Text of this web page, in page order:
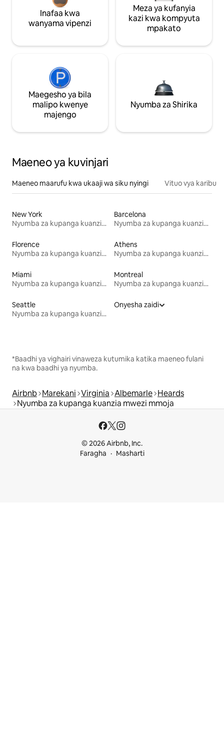
Inafaa kwa
wanyama vipenzi
Meza ya kufanyia
kazi kwa kompyuta
mpakato
Maegesho ya bila
malipo kwenye
majengo
Nyumba za Shirika
Maeneo ya kuvinjari
Maeneo maarufu kwa ukaaji wa siku nyingi Vituo vya karibu
New York
Nyumba za kupanga kuanzia mwezi mmoja
Barcelona
Nyumba za kupanga kuanzia mwezi mmoja
Florence
Nyumba za kupanga kuanzia mwezi mmoja
Athens
Nyumba za kupanga kuanzia mwezi mmoja
Miami
Nyumba za kupanga kuanzia mwezi mmoja
Montreal
Nyumba za kupanga kuanzia mwezi mmoja
Seattle
Nyumba za kupanga kuanzia mwezi mmoja
Onyesha zaidi
*Baadhi ya vighairi vinaweza kutumika katika maeneo fulani
na kwa baadhi ya nyumba.
Airbnb Marekani Virginia Albemarle Heards
Nyumba za kupanga kuanzia mwezi mmoja
© 2026 Airbnb, Inc.
Faragha
Masharti